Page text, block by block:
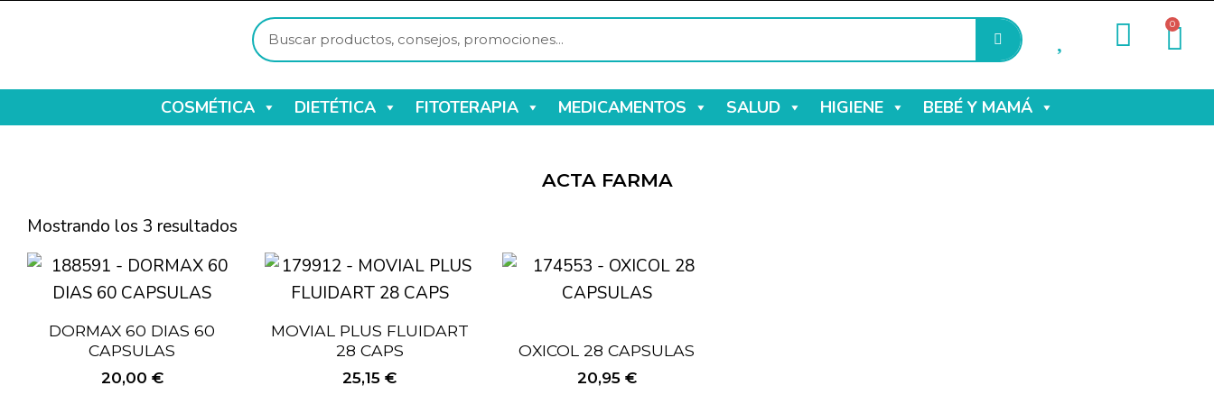
0
COSMÉTICA DIETÉTICA FITOTERAPIA MEDICAMENTOS SALUD HIGIENE BEBÉ Y MAMÁ
ACTA FARMA
Mostrando los 3 resultados
DORMAX 60 DIAS 60
CAPSULAS
20,00 €
MOVIAL PLUS FLUIDART
28 CAPS
25,15€
OXICOL 28 CAPSULAS
20,95 €